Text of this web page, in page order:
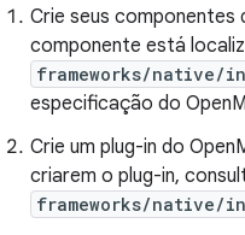
Crie seus
componente está
frameworks/native/
especificação do
Crie um plug-in do
criarem o plug-in,
frameworks/native/